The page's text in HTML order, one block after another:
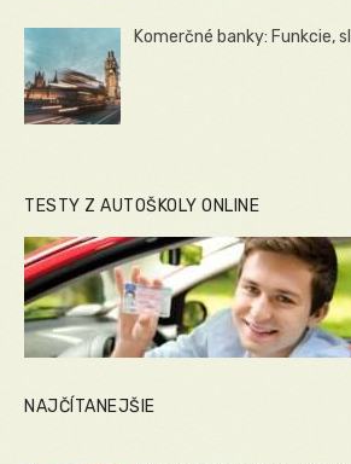
Komerčné banky: Funkcie,
TESTY Z AUTOŠKOLY ONLINE
NAJČÍTANEJŠIE